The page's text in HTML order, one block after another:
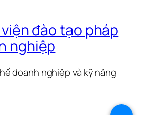
viện đào tạo pháp
nghiệp
doanh nghiệp và kỹ năng